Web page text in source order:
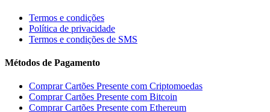
Termos e condições
Política de privacidade
Termos e condições de SMS
Métodos de Pagamento
Comprar Cartões Presente com Criptomoedas
Comprar Cartões Presente com Bitcoin
Comprar Cartões Presente com Ethereum